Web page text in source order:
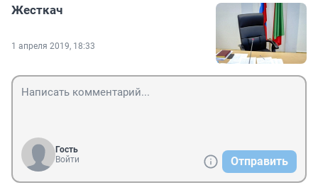
Жесткач
1 апреля 2019, 18:33
Гость
Войти
Отправить